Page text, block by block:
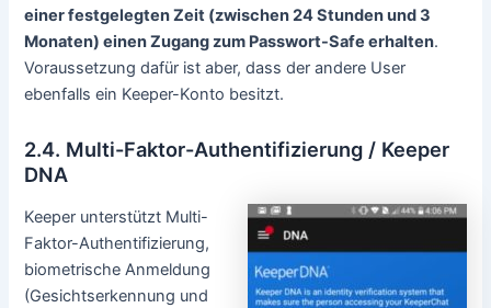
einer festgelegten Zeit (zwischen 24 Stunden und 3
Monaten) einen Zugang zum Passwort-Safe erhalten.
Voraussetzung dafür ist aber, dass der andere User
ebenfalls ein Keeper-Konto besitzt.
2.4. Multi-Faktor-Authentifizierung / Keeper
DNA
Keeper unterstützt Multi-
Faktor-Authentifizierung,
biometrische Anmeldung
(Gesichtserkennung und